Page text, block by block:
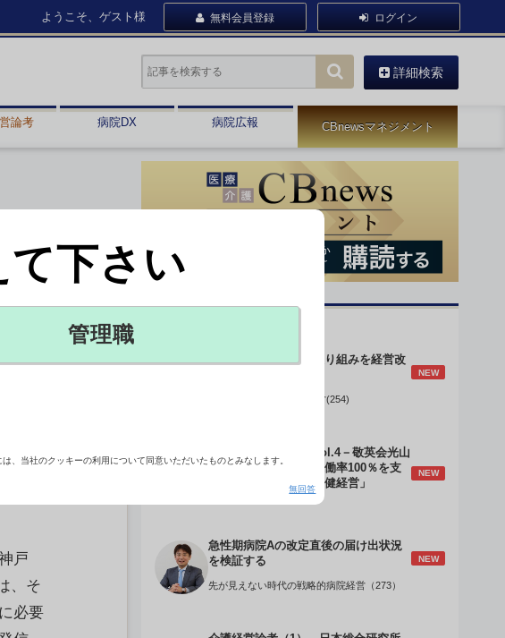
ようこそ、ゲスト様 無料会員登録 ログイン
詳細検索
論考 病院DX 病院広報 CBnewsマネジメント
あ
協力
。
戸
、そ
必要
身体的拘束最小化の取り組みを経営改
NEW
データで読み解く病院経営(254)
介護経営のデザインVol.4－敬英会光山
誠理事長 「驚異の稼働率100％を支
える『顧客目線』の老健経営」
NEW
急性期病院Aの改定直後の届け出状況
を検証する
NEW
先が見えない時代の戦略的病院経営（273）
下さい
管理職
、当社のクッキーの利用について同意いただいたものとみなします。
無回答